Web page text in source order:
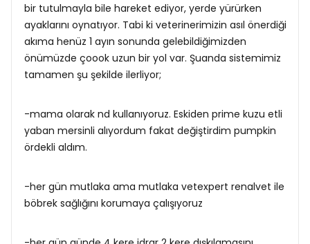
bir tutulmayla bile hareket ediyor, yerde yürürken
ayaklarını oynatıyor. Tabi ki veterinerimizin asıl önerdiği
akıma henüz 1 ayın sonunda gelebildiğimizden
önümüzde çoook uzun bir yol var. Şuanda sistemimiz
tamamen şu şekilde ilerliyor;
-mama olarak nd kullanıyoruz. Eskiden prime kuzu etli
yaban mersinli alıyordum fakat değiştirdim pumpkin
ördekli aldım.
-her gün mutlaka ama mutlaka vetexpert renalvet ile
böbrek sağlığını korumaya çalışıyoruz